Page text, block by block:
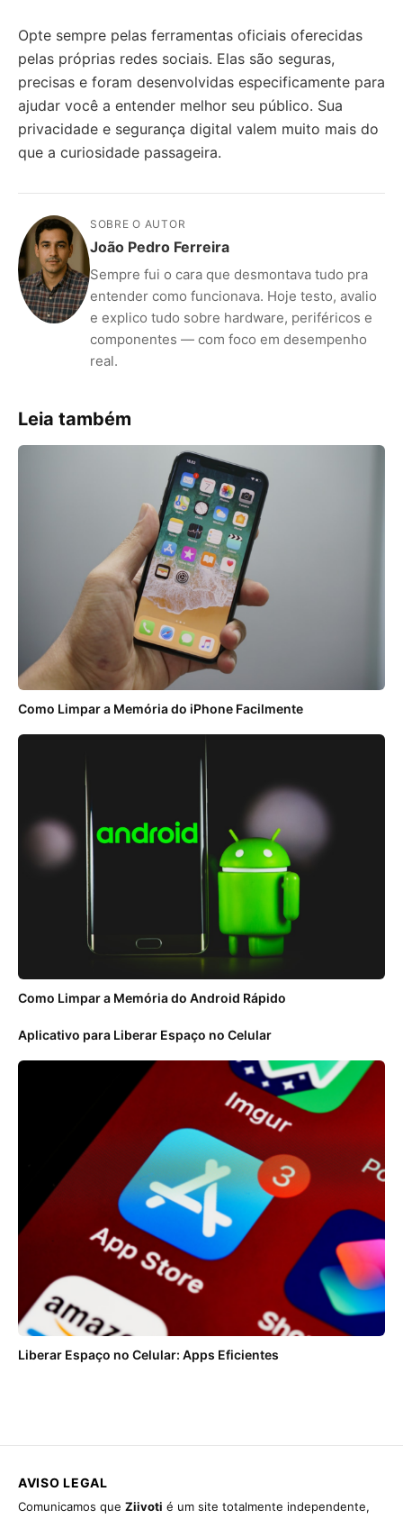
Opte sempre pelas ferramentas oficiais oferecidas
pelas próprias redes sociais. Elas são seguras,
precisas e foram desenvolvidas especificamente para
ajudar você a entender melhor seu público. Sua
privacidade e segurança digital valem muito mais do
que a curiosidade passageira.
SOBRE O AUTOR
João Pedro Ferreira
Sempre fui o cara que desmontava tudo pra
entender como funcionava. Hoje testo, avalio
e explico tudo sobre hardware, periféricos e
componentes — com foco em desempenho
real.
Leia também
Como Limpar a Memória do iPhone Facilmente
Como Limpar a Memória do Android Rápido
Aplicativo para Liberar Espaço no Celular
Liberar Espaço no Celular: Apps Eficientes
AVISO LEGAL
Comunicamos que Ziivoti é um site totalmente independente,